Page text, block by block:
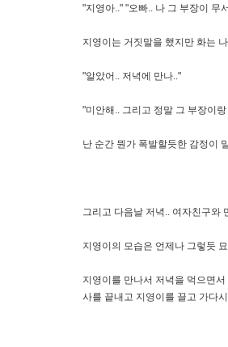
"지영아.." "오빠.. 나 그 부장이 무
지영이는 거짓말을 했지만 화는
"알았어.. 저녁에 만나.."
"미안해.. 그리고 정말 그 부장이
난 순간 뭔가 폭발할듯한 감정이
그리고 다음날 저녁.. 여자친구와
지영이의 모습은 언제나 그렇듯
지영이를 만나서 저녁을 먹으면
사를 끝내고 지영이를 끌고 가다